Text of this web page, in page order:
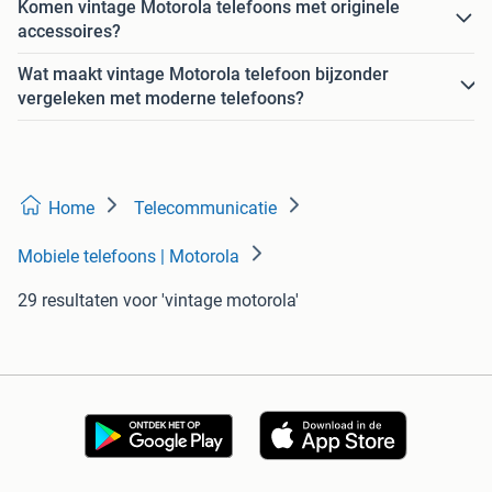
Komen vintage Motorola telefoons met originele
accessoires?
Wat maakt vintage Motorola telefoon bijzonder
vergeleken met moderne telefoons?
Home Telecommunicatie
Mobiele telefoons | Motorola
29 resultaten voor 'vintage motorola'